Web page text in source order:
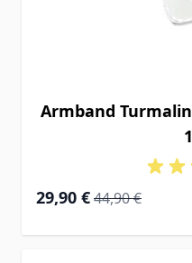
Armband
Special Price
29,90 € Regular Price
44,90 €